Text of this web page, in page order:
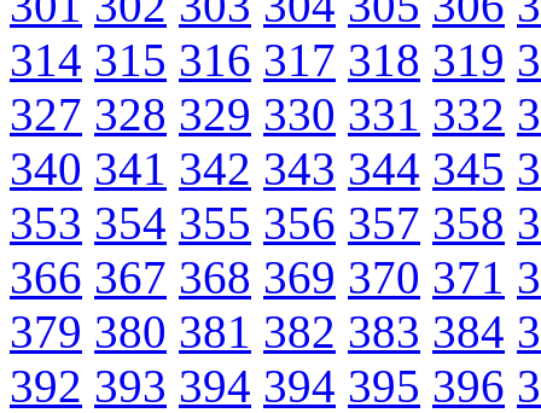
314 315 316 317 318 319
327 328 329 330 331 332
340 341 342 343 344 345
353 354 355 356 357 358
366 367 368 369 370 371
379 380 381 382 383 384
392 393 394 394 395 396